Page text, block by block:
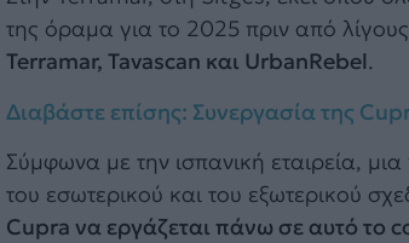
της όραμα για το 2025 πριν από
Terramar, Tavascan και UrbanRebel.
Διαβάστε επίσης: Συνεργασία της
Σύμφωνα με την ισπανική εταιρεία,
του εσωτερικού και του εξωτερικού
Cupra να εργάζεται πάνω σε αυτό το